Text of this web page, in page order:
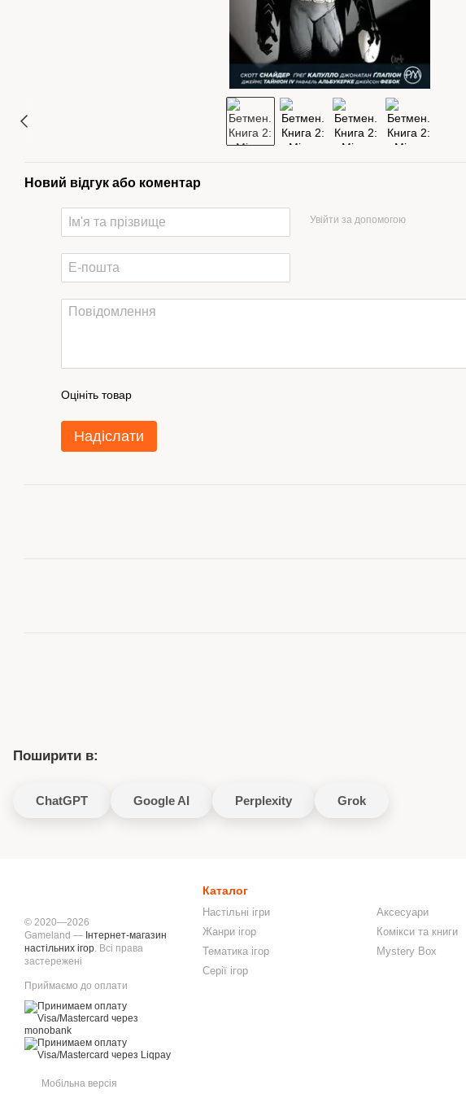
Новий відгук або коментар
Увійти за допомогою
Оцініть товар
Надіслати
Поширити в:
ChatGPT Google AI Perplexity Grok
© 2020—2026
Gameland — Інтернет-магазин
настільних ігор. Всі права
застережені
Приймаємо до оплати
Мобільна версія
Каталог
Настільні ігри
Жанри ігор
Тематика ігор
Серії ігор
Аксесуари
Комікси та книги
Mystery Box